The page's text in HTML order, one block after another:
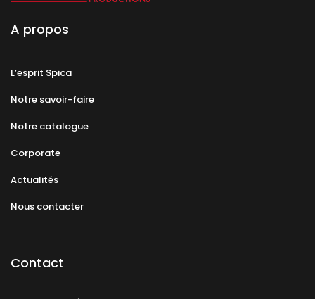
A propos
L’esprit Spica
Notre savoir-faire
Notre catalogue
Corporate
Actualités
Nous contacter
Contact